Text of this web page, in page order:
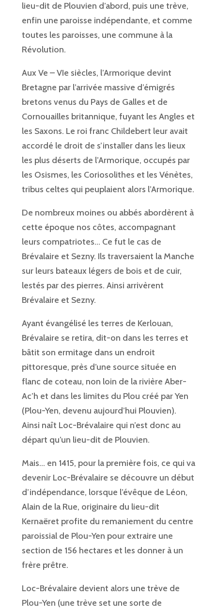
lieu-dit de Plouvien d’abord, puis une trève,
enfin une paroisse indépendante, et comme
toutes les paroisses, une commune à la
Révolution.
Aux Ve – VIe siècles, l’Armorique devint
Bretagne par l’arrivée massive d’émigrés
bretons venus du Pays de Galles et de
Cornouailles britannique, fuyant les Angles et
les Saxons. Le roi franc Childebert leur avait
accordé le droit de s’installer dans les lieux
les plus déserts de l’Armorique, occupés par
les Osismes, les Coriosolithes et les Vénètes,
tribus celtes qui peuplaient alors l’Armorique.
De nombreux moines ou abbés abordèrent à
cette époque nos côtes, accompagnant
leurs compatriotes… Ce fut le cas de
Brévalaire et Sezny. Ils traversaient la Manche
sur leurs bateaux légers de bois et de cuir,
lestés par des pierres. Ainsi arrivèrent
Brévalaire et Sezny.
Ayant évangélisé les terres de Kerlouan,
Brévalaire se retira, dit-on dans les terres et
bâtit son ermitage dans un endroit
pittoresque, près d’une source située en
flanc de coteau, non loin de la rivière Aber-
Ac’h et dans les limites du Plou créé par Yen
(Plou-Yen, devenu aujourd’hui Plouvien).
Ainsi naît Loc-Brévalaire qui n’est donc au
départ qu’un lieu-dit de Plouvien.
Mais… en 1415, pour la première fois, ce qui va
devenir Loc-Brévalaire se découvre un début
d’indépendance, lorsque l’évêque de Léon,
Alain de la Rue, originaire du lieu-dit
Kernaëret profite du remaniement du centre
paroissial de Plou-Yen pour extraire une
section de 156 hectares et les donner à un
frère prêtre.
Loc-Brévalaire devient alors une trève de
Plou-Yen (une trève set une sorte de